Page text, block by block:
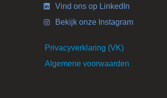
Vind ons op LinkedIn
Bekijk onze Instagram
Privacyverklaring (VK)
Algemene voorwaarden